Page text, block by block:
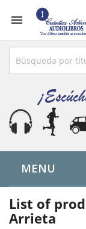

MENU
List of
Arrieta